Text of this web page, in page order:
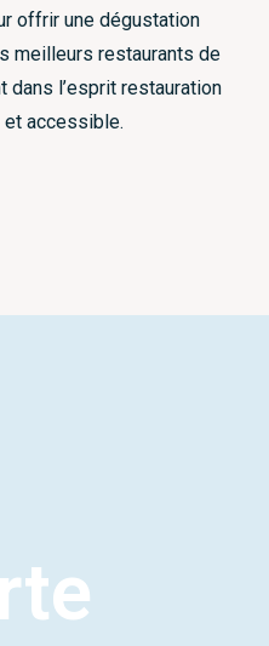
offrir une dégustation
meilleurs restaurants de
dans l’esprit restauration
accessible.